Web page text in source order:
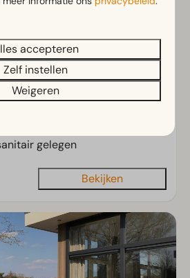
Mol
camperplaats van
op de plaats
gelegen
Bekijken
accepteren
Zelf instellen
Weigeren